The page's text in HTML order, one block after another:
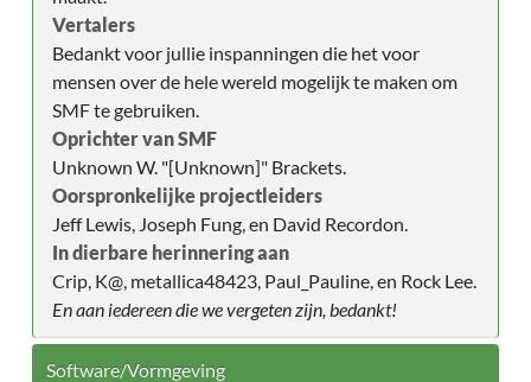
Vertalers
Bedankt voor jullie inspanningen die het voor
mensen over de hele wereld mogelijk te maken om
SMF te gebruiken.
Oprichter van SMF
Unknown W. "[Unknown]" Brackets.
Oorspronkelijke projectleiders
Jeff Lewis, Joseph Fung, en David Recordon.
In dierbare herinnering aan
Crip, K@, metallica48423, Paul_Pauline, en Rock Lee.
En aan iedereen die we vergeten zijn, bedankt!
Software/Vormgeving